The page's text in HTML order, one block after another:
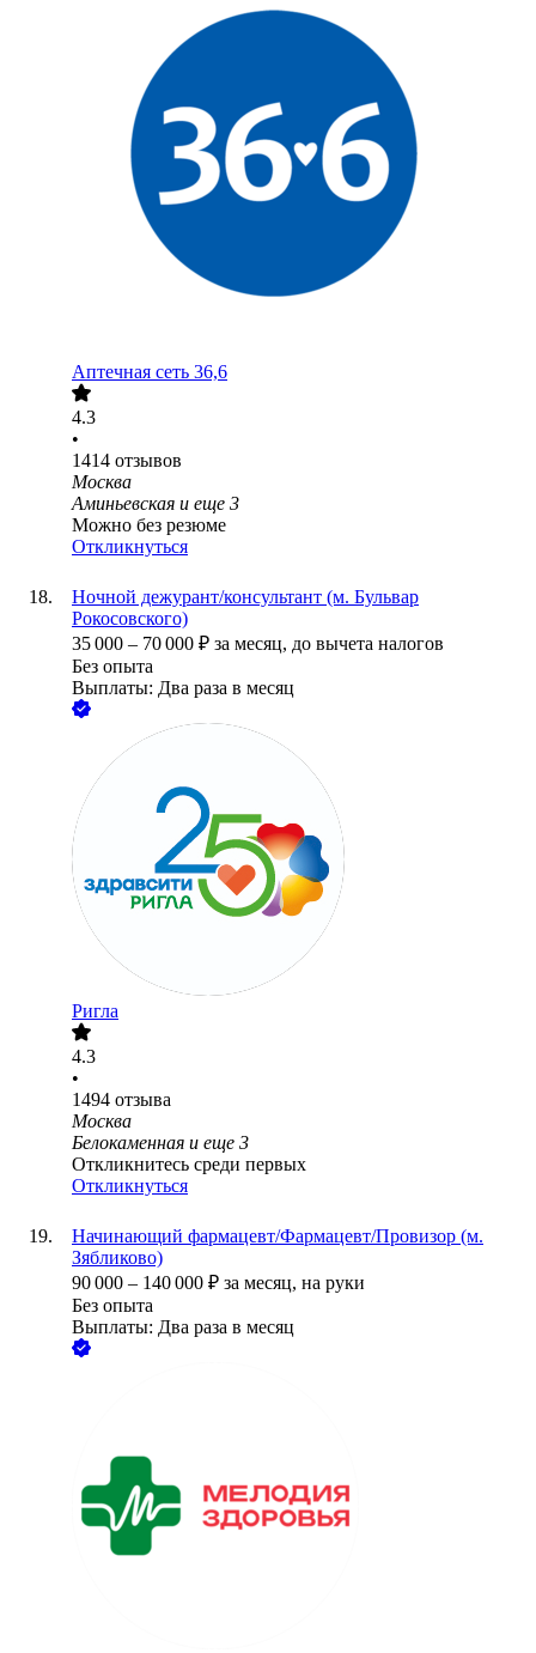
Аптечная сеть 36,6
4.3
•
1414 отзывов
Москва
Аминьевская и еще 3
Можно без резюме
Откликнуться
Ночной дежурант/консультант (м. Бульвар
Рокосовского)
35 000 – 70 000 ₽ за месяц, до вычета налогов
Без опыта
Выплаты: Два раза в месяц
Ригла
4.3
•
1494 отзыва
Москва
Белокаменная и еще 3
Откликнитесь среди первых
Откликнуться
Начинающий фармацевт/Фармацевт/Провизор (м.
Зябликово)
90 000 – 140 000 ₽ за месяц, на руки
Без опыта
Выплаты: Два раза в месяц